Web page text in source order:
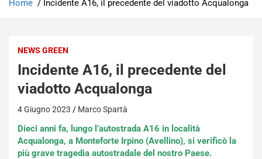
Home Incidente A16, il precedente del viadotto Acqualonga
NEWS GREEN
Incidente A16, il precedente del
viadotto Acqualonga
4 Giugno 2023 Marco Spartà
Dieci anni fa, lungo l’autostrada A16 in località
Acqualonga, a Monteforte Irpino (Avellino), si verificò la
più grave tragedia autostradale del nostro Paese.